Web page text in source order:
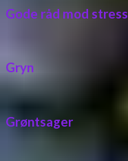
Gode råd mod stress
Gryn
Grøntsager